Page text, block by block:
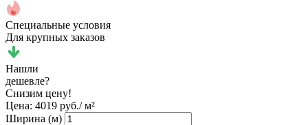
Специальные условия
Для крупных заказов
Нашли
дешевле?
Снизим цену!
Цена: 4019 руб./ м²
Ширина (м)